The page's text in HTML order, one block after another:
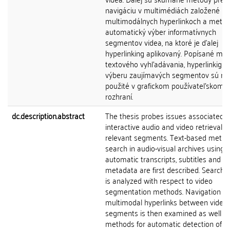
navigáciu v multimédiách založené na
multimodálnych hyperlinkoch a
automatický výber informatívnych
segmentov videa, na ktoré je ďalej
hyperlinking aplikovaný. Popísané
textového vyhľadávania, hyperlinkigu
výberu zaujímavých segmentov sú
použité v grafickom používateľskom
rozhraní.
dc.description.abstract
The thesis probes issues associated
interactive audio and video retrieval of
relevant segments. Text-based
search in audio-visual archives using
automatic transcripts, subtitles and
metadata are first described. Search
is analyzed with respect to video
segmentation methods. Navigation
multimodal hyperlinks between video
segments is then examined as well
methods for automatic detection of